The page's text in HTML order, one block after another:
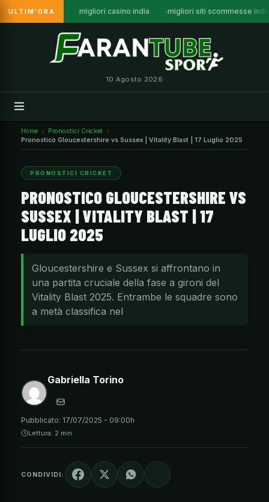
ULTIM'ORA migliori casino india migliori siti scommesse
10 Agosto 2026
Home
Pronostici Cricket
Pronostico Gloucestershire vs Sussex | Vitality Blast | 17 Luglio 2025
PRONOSTICI CRICKET
PRONOSTICO GLOUCESTERSHIRE VS
SUSSEX | VITALITY BLAST | 17
LUGLIO 2025
Gloucestershire e Sussex si affrontano in
una partita cruciale della fase a gironi del
Vitality Blast 2025. Entrambe le squadre sono
a metà classifica nel
Gabriella Torino
Pubblicato: 17/07/2025 - 09:00h
Lettura: 2 min
CONDIVIDI: